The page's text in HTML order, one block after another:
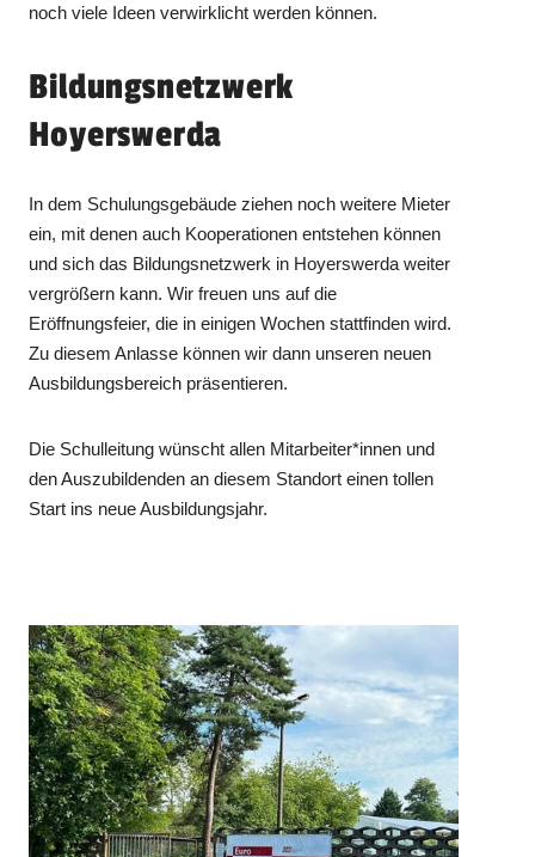
noch viele Ideen verwirklicht werden können.
Bildungsnetzwerk
Hoyerswerda
In dem Schulungsgebäude ziehen noch weitere Mieter
ein, mit denen auch Kooperationen entstehen können
und sich das Bildungsnetzwerk in Hoyerswerda weiter
vergrößern kann. Wir freuen uns auf die
Eröffnungsfeier, die in einigen Wochen stattfinden wird.
Zu diesem Anlasse können wir dann unseren neuen
Ausbildungsbereich präsentieren.
Die Schulleitung wünscht allen Mitarbeiter*innen und
den Auszubildenden an diesem Standort einen tollen
Start ins neue Ausbildungsjahr.